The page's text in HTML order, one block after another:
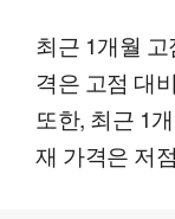
최근 1개월
격은 고점 대
또한, 최근 1
재 가격은 저